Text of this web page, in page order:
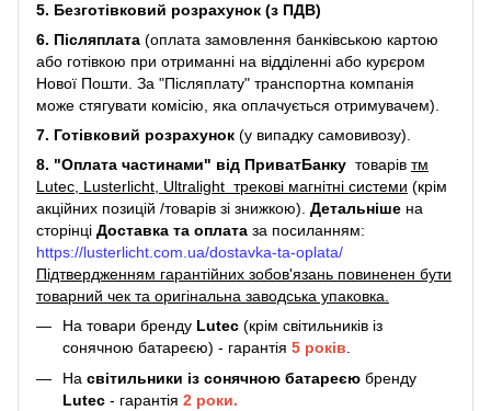
5. Безготівковий розрахунок (з ПДВ)
6. Післяплата (оплата замовлення банківською картою
або готівкою при отриманні на відділенні або курєром
Нової Пошти. За "Післяплату" транспортна компанія
може стягувати комісію, яка оплачується отримувачем).
7. Готівковий розрахунок (у випадку самовивозу).
8. "Оплата частинами" від ПриватБанку товарів тм
Lutec, Lusterlicht, Ultralight трекові магнітні системи (крім
акційних позицій /товарів зі знижкою). Детальніше на
сторінці Доставка та оплата за посиланням:
https://lusterlicht.com.ua/dostavka-ta-oplata/
Підтвердженням гарантійних зобов'язань повиненен бути
товарний чек та оригінальна заводська упаковка.
На товари бренду Lutec (крім світильників із
сонячною батареєю) - гарантія 5 років
На світильники із сонячною батареєю бренду
Lutec - гарантія 2 роки.